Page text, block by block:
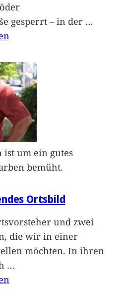
gesperrt – in der …
ist um ein gutes
bemüht.
Ortsbild
und zwei
die wir in einer
möchten. In ihren
…